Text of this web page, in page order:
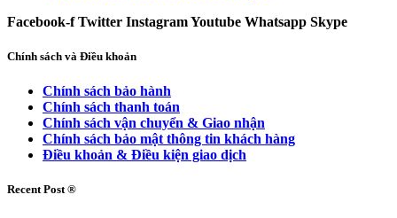
Facebook-f Twitter InstagramYoutube Whatsapp Skype
Chính sách và Điều khoản
Chính sách bảo hành
Chính sách thanh toán
Chính sách vận chuyển & Giao nhận
Chính sách bảo mật thông tin khách hàng
Điều khoản & Điều kiện giao dịch
Recent Post ®